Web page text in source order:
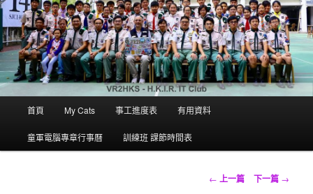
跳
至
首頁 My Cats 事工進度表 有用資料
童軍電腦專章行事曆 訓練班 課節時間表
文← 上一篇 下一篇 →